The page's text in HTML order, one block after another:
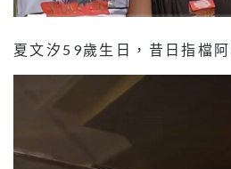
夏文汐59歲生日，昔日指檔阿